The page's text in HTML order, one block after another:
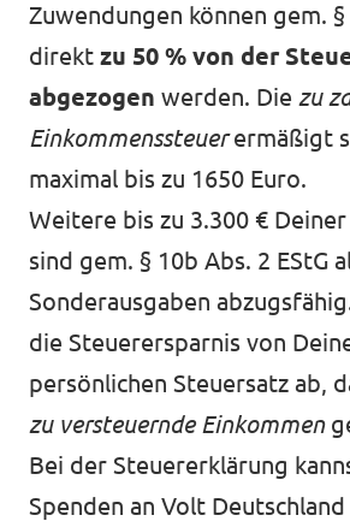
Zuwendungen können gem. §
direkt zu 50 % von der
abgezogen werden. Die zu
Einkommenssteuerermäßigt
maximal bis zu 1650 Euro.
Weitere bis zu 3.300 €
sind gem. § 10b Abs. 2 EStG
Sonderausgaben
die Steuerersparnis von
persönlichen Steuersatz ab,
zu versteuernde Einkommen
Bei der Steuererklärung
Spenden an Volt